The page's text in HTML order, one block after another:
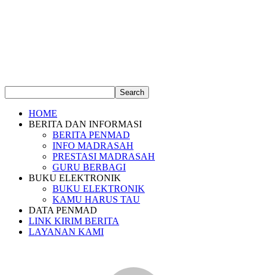
HOME
BERITA DAN INFORMASI
BERITA PENMAD
INFO MADRASAH
PRESTASI MADRASAH
GURU BERBAGI
BUKU ELEKTRONIK
BUKU ELEKTRONIK
KAMU HARUS TAU
DATA PENMAD
LINK KIRIM BERITA
LAYANAN KAMI